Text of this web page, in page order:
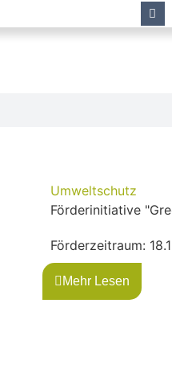
Umweltschutz
Förderinitiative
Förderzeitraum:
Mehr Lesen